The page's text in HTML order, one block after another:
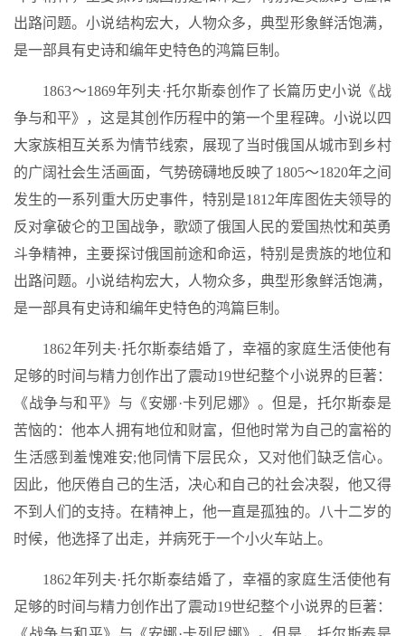
出路问题。小说结构宏大，人物众多，典型形象鲜活饱满，
是一部具有史诗和编年史特色的鸿篇巨制。
1863～1869年列夫·托尔斯泰创作了长篇历史小说《战
争与和平》，这是其创作历程中的第一个里程碑。小说以四
大家族相互关系为情节线索，展现了当时俄国从城市到乡村
的广阔社会生活画面，气势磅礴地反映了1805～1820年之间
发生的一系列重大历史事件，特别是1812年库图佐夫领导的
反对拿破仑的卫国战争，歌颂了俄国人民的爱国热忱和英勇
斗争精神，主要探讨俄国前途和命运，特别是贵族的地位和
出路问题。小说结构宏大，人物众多，典型形象鲜活饱满，
是一部具有史诗和编年史特色的鸿篇巨制。
1862年列夫·托尔斯泰结婚了，幸福的家庭生活使他有
足够的时间与精力创作出了震动19世纪整个小说界的巨著：
《战争与和平》与《安娜·卡列尼娜》。但是，托尔斯泰是
苦恼的：他本人拥有地位和财富，但他时常为自己的富裕的
生活感到羞愧难安;他同情下层民众，又对他们缺乏信心。
因此，他厌倦自己的生活，决心和自己的社会决裂，他又得
不到人们的支持。在精神上，他一直是孤独的。八十二岁的
时候，他选择了出走，并病死于一个小火车站上。
1862年列夫·托尔斯泰结婚了，幸福的家庭生活使他有
足够的时间与精力创作出了震动19世纪整个小说界的巨著：